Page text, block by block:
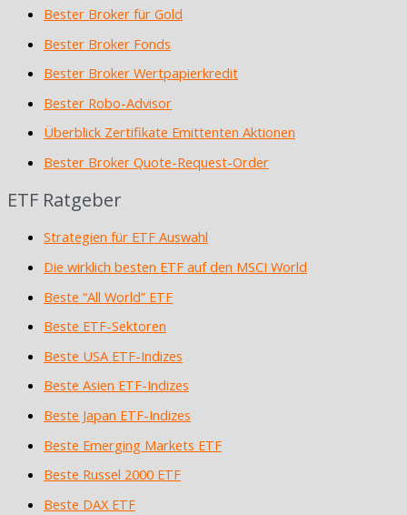
Bester Broker für Gold
Bester Broker Fonds
Bester Broker Wertpapierkredit
Bester Robo-Advisor
Überblick Zertifikate Emittenten Aktionen
Bester Broker Quote-Request-Order
ETF Ratgeber
Strategien für ETF Auswahl
Die wirklich besten ETF auf den MSCI World
Beste “All World” ETF
Beste ETF-Sektoren
Beste USA ETF-Indizes
Beste Asien ETF-Indizes
Beste Japan ETF-Indizes
Beste Emerging Markets ETF
Beste Russel 2000 ETF
Beste DAX ETF